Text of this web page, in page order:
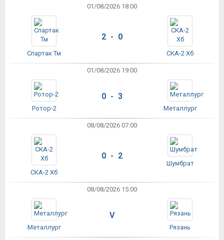
01/08/2026 18:00
Спартак Тм
2 - 0
СКА-2 Хб
01/08/2026 19:00
Ротор-2
0 - 3
Металлург
08/08/2026 07:00
СКА-2 Хб
0 - 2
Шумбрат
08/08/2026 15:00
Металлург
V
Рязань